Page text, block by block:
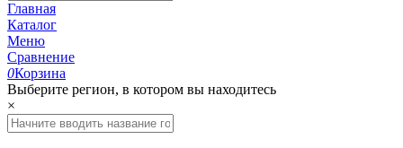
Главная
Каталог
Меню
Сравнение
0Корзина
Выберите регион, в котором вы находитесь
×